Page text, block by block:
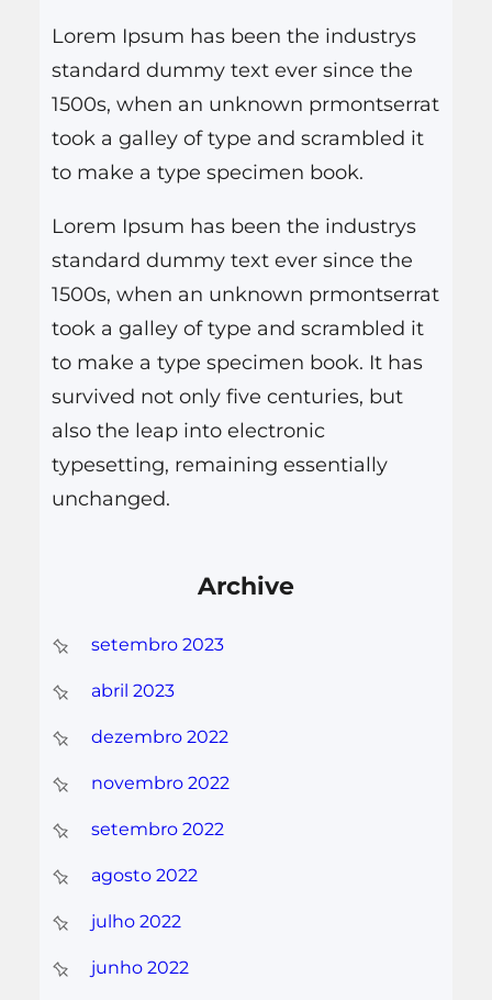
s
a
r
Lorem Ipsum has been the industrys
standard dummy text ever since the
1500s, when an unknown prmontserrat
took a galley of type and scrambled it
to make a type specimen book.
Lorem Ipsum has been the industrys
standard dummy text ever since the
1500s, when an unknown prmontserrat
took a galley of type and scrambled it
to make a type specimen book. It has
survived not only five centuries, but
also the leap into electronic
typesetting, remaining essentially
unchanged.
Archive
setembro 2023
abril 2023
dezembro 2022
novembro 2022
setembro 2022
agosto 2022
julho 2022
junho 2022